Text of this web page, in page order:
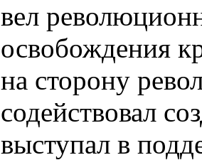
вел
освобождения
на сторону
содействовал
выступал в